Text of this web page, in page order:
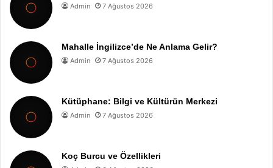
Admin 7 Ağustos 2026
Mahalle İngilizce’de Ne Anlama Gelir?
Admin 7 Ağustos 2026
Kütüphane: Bilgi ve Kültürün Merkezi
Admin 7 Ağustos 2026
Koç Burcu ve Özellikleri